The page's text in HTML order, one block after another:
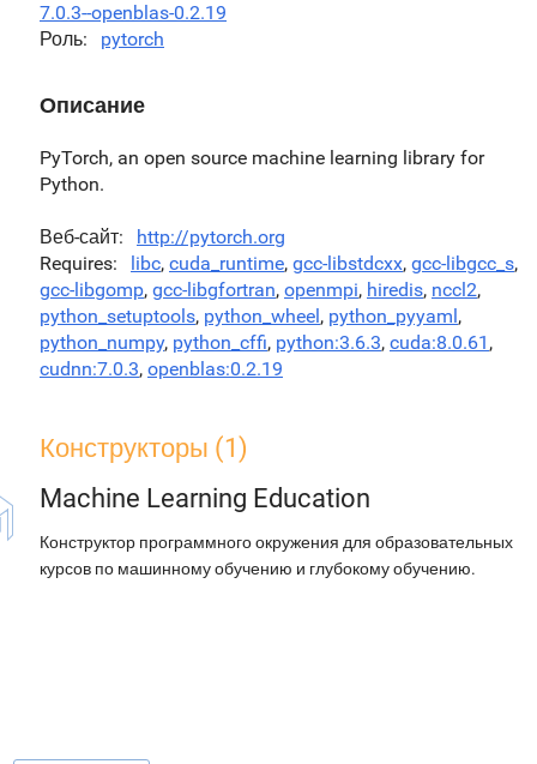
7.0.3--openblas-0.2.19
Роль
pytorch
Описание
PyTorch, an open source machine learning library for
Python.
Веб-сайт
http://pytorch.org
Requires
libc, cuda_runtime, gcc-libstdcxx, gcc-libgcc_s,
gcc-libgomp, gcc-libgfortran, openmpi, hiredis, nccl2,
python_setuptools, python_wheel, python_pyyaml,
python_numpy, python_cffi, python:3.6.3, cuda:8.0.61 ,
cudnn:7.0.3, openblas:0.2.19
Конструкторы (1)
Machine Learning Education
Конструктор программного окружения для образовательных
курсов по машинному обучению и глубокому обучению.